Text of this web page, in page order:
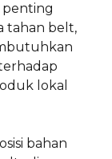
penting
tahan belt,
lokal
bahan